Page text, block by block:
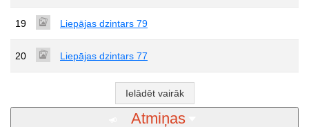
19 Liepājas dzintars 79
20 Liepājas dzintars 77
Ielādēt vairāk
Atmiņas